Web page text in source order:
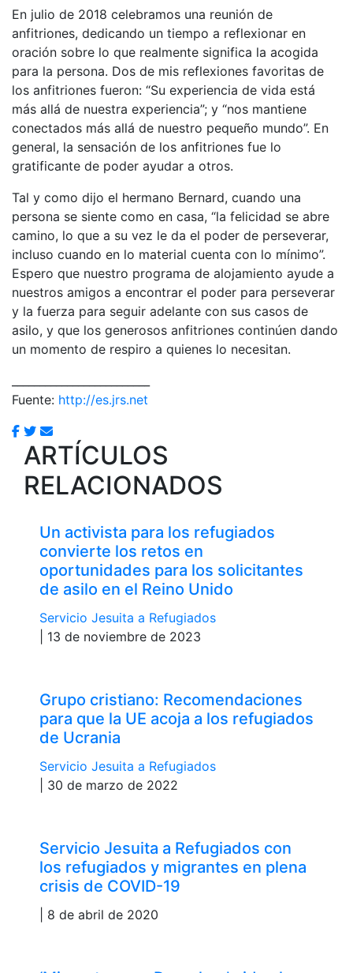
En julio de 2018 celebramos una reunión de
anfitriones, dedicando un tiempo a reflexionar en
oración sobre lo que realmente significa la acogida
para la persona. Dos de mis reflexiones favoritas de
los anfitriones fueron: “Su experiencia de vida está
más allá de nuestra experiencia”; y “nos mantiene
conectados más allá de nuestro pequeño mundo”. En
general, la sensación de los anfitriones fue lo
gratificante de poder ayudar a otros.
Tal y como dijo el hermano Bernard, cuando una
persona se siente como en casa, “la felicidad se abre
camino, lo que a su vez le da el poder de perseverar,
incluso cuando en lo material cuenta con lo mínimo”.
Espero que nuestro programa de alojamiento ayude a
nuestros amigos a encontrar el poder para perseverar
y la fuerza para seguir adelante con sus casos de
asilo, y que los generosos anfitriones continúen dando
un momento de respiro a quienes lo necesitan.
Fuente: http://es.jrs.net
ARTÍCULOS
RELACIONADOS
Un activista para los refugiados
convierte los retos en
oportunidades para los solicitantes
de asilo en el Reino Unido
Servicio Jesuita a Refugiados
| 13 de noviembre de 2023
Grupo cristiano: Recomendaciones
para que la UE acoja a los refugiados
de Ucrania
Servicio Jesuita a Refugiados
| 30 de marzo de 2022
Servicio Jesuita a Refugiados con
los refugiados y migrantes en plena
crisis de COVID-19
| 8 de abril de 2020